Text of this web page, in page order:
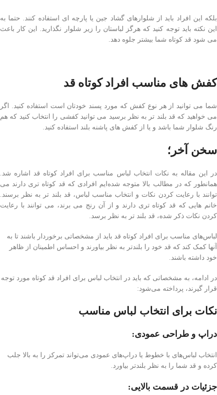
بلکه این افراد باید از شلوارهای گشاد جین یا پارچه ای استفاده کنند. حتما به
این نکته باید توجه کنید که هرگز لباستان را زیر شلوار نگذارید. این کار باعث
می شود قد کوتاه شما بیشتر جلوه دهد.
کفش های مناسب افراد کوتاه قد
شما می توانید از هر نوع کفش که مورد پسند خودتان است استفاده کنید. اگر
می خواهید که قد بلند تر به نظر برسید می توانید کفشی را انتخاب کنید که هم
رنگ شلوار شما باشد و یا از کفش های پاشنه بلند استفاده کنید.
سخن آخر؛
در این مقاله به نکات انتخاب لباس مناسب برای افراد کوتاه قد اشاره شد.
همانطور که در مطالب بالا متوجه شده‌ایم افرادی که قد کوتاه تری دارند می
‌توانند با رعایت کردن نکات و انتخاب مناسب لباس، قد بلند تر به نظر برسند.
خانم هایی که قد کوتاه تری دارند و از آن رنج می برند، می توانند با رعایت
کردن نکات ذکر شده، قد بلند تر به نظر برسد.
لباس‌های مناسب برای افراد کوتاه قد باید از مشخصاتی برخوردار باشند تا به
آنها کمک کند که قد خود را بلندتر به نظر بیاورند و احساس اطمینان از ظاهر
خود داشته باشند.
در ادامه، به مشخصاتی که باید در انتخاب لباس برای افراد قد کوتاه مورد توجه
قرار گیرند، پرداخته می‌شود:
نکات برای انتخاب لباس مناسب
دراپ و طراحی عمودی:
انتخاب لباس‌های با خطوط یا دراپ‌های عمودی می‌تواند تمرکز را به بالا جلب
کرده و قد شما را به نظر بلندتر بیاورد.
جزئیات در قسمت بالایی: